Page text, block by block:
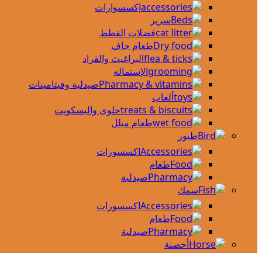
إكسسوارات
سرير
فضلات القطط
طعام جاف
البراغيث والقراد
الإستماله
صيدلية وفيتامينات
ألعاب
حلوى والبسكويت
طعام مبلل
طيور
اكسسورات
طعام
صيدلية
سمك
اكسسورات
طعام
صيدلية
أحصنة